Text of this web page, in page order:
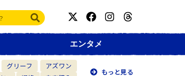
エンタメ
グリーフ
アズワン
もっと見る